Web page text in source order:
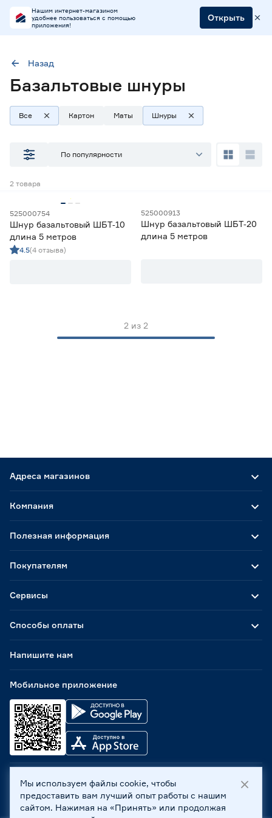
Нашим интернет-магазином
удобнее пользоваться с помощью
приложения!
Открыть
ТипШнуры и ленты Длина (м) 5
Наличие в магазинах
ул. Селезнева, 4
ул. им. Данилы Волкореза, 2
Тип
Теплоизоляционные маты
Длина (м)
1.25 1.5 5
Ещё 3
Ширина (м)
0.5 0.6 0.61
1 1.2
Толщина (мм)
5
30
Диаметр (мм)
10 20
Страна производства
Назад
Базальтовые шнуры
Все Картон Маты Шнуры
По популярности
2 товара
525000754
Шнур базальтовый ШБТ‑10
длина 5 метров
4.5(4 отзыва)
525000913
Шнур базальтовый ШБТ‑20
длина 5 метров
2 из 2
Адреса магазинов
Способы оплаты
Мобильное приложение
Компания
Полезная информация
Покупателям
Сервисы
Напишите нам
ООО «Бауцентр Рус» 2004 -2026, 236029, г. Калининград,
ул. А.Невского, 205. ИНН 7702596813, КПП 390601001 ©
Все права защищены
Мы используем файлы cookie, чтобы
предоставить вам лучший опыт работы с нашим
сайтом. Нажимая на «Принять» или продолжая